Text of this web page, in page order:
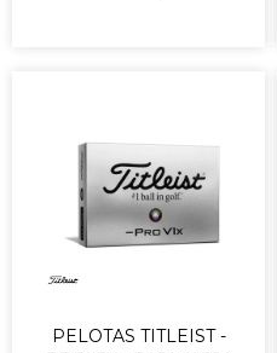
PELOTAS TITLEIST -